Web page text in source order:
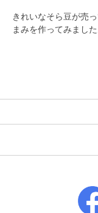
きれいなそら豆が売
まみを作ってみました